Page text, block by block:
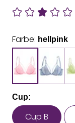
Farbe: hellpink
Cup:
Cup B